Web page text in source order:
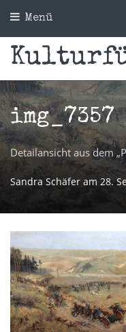
Menü
img_7357
Detailansicht aus dem
Sandra Schäfer am 28.